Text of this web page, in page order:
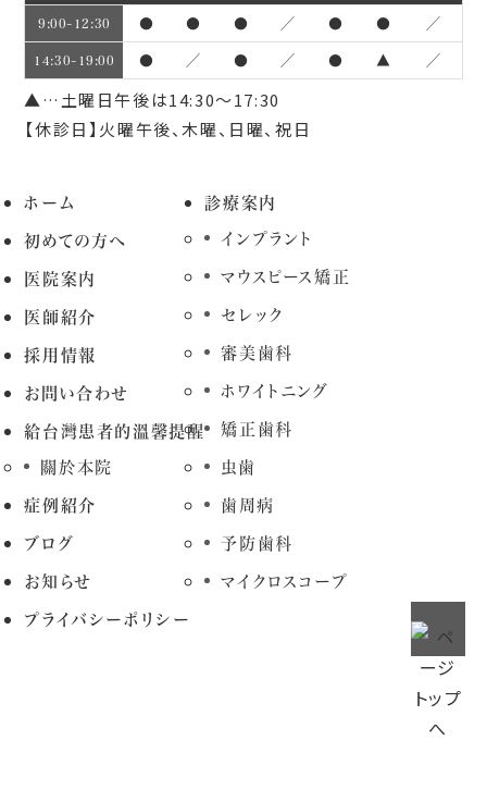
9:00~12:30 ● ● ● ／ ● ● ／
14:30~19:00 ● ／ ● ／ ● ▲ ／
▲…土曜日午後は14:30～17:30
【休診日】火曜午後、木曜、日曜、祝日
ホーム
初めての方へ
医院案内
医師紹介
採用情報
お問い合わせ
給台灣患者的溫馨提醒
關於本院
症例紹介
ブログ
お知らせ
プライバシーポリシー
診療案内
インプラント
マウスピース矯正
セレック
審美歯科
ホワイトニング
矯正歯科
虫歯
歯周病
予防歯科
マイクロスコープ